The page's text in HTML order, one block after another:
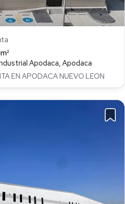
Apodaca, Apodaca
EN APODACA NUEVO LEON